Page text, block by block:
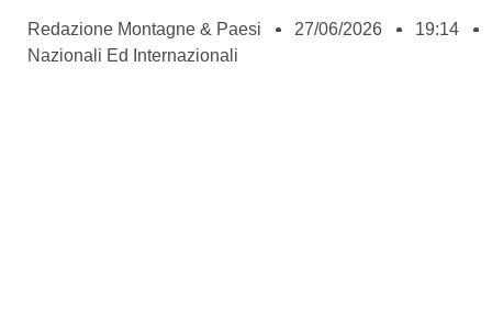
Redazione Montagne & Paesi 27/06/2026
19:14
Nazionali Ed Internazionali